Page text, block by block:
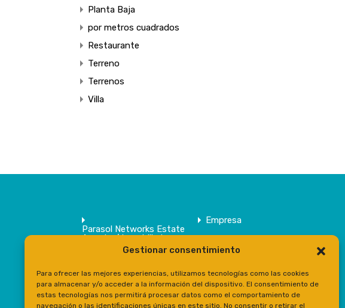
Gestionar consentimiento
Para ofrecer las mejores experiencias, utilizamos tecnologías como las cookies
para almacenar y/o acceder a la información del dispositivo. El consentimiento de
estas tecnologías nos permitirá procesar datos como el comportamiento de
navegación o las identificaciones únicas en este sitio. No consentir o retirar el
Planta Baja
por metros cuadrados
Restaurante
Terreno
Terrenos
Villa
Parasol Networks Estate
Agents / Inmobiliaria
Empresa
Prensa